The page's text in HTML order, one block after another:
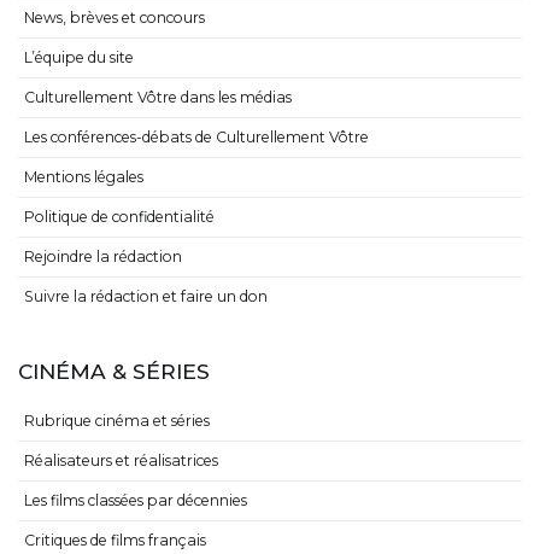
News, brèves et concours
L’équipe du site
Culturellement Vôtre dans les médias
Les conférences-débats de Culturellement Vôtre
Mentions légales
Politique de confidentialité
Rejoindre la rédaction
Suivre la rédaction et faire un don
CINÉMA & SÉRIES
Rubrique cinéma et séries
Réalisateurs et réalisatrices
Les films classées par décennies
Critiques de films français